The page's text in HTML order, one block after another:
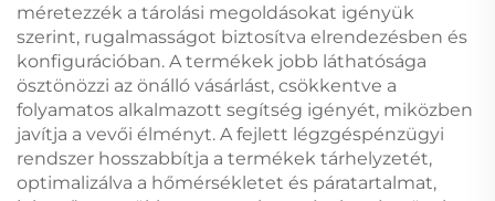
méretezzék a tárolási megoldásokat igényük
szerint, rugalmasságot biztosítva elrendezésben és
konfigurációban. A termékek jobb láthatósága
ösztönözzi az önálló vásárlást, csökkentve a
folyamatos alkalmazott segítség igényét, miközben
javítja a vevői élményt. A fejlett légzgéspénzügyi
rendszer hosszabbítja a termékek tárhelyzetét,
optimalizálva a hőmérsékletet és páratartalmat,